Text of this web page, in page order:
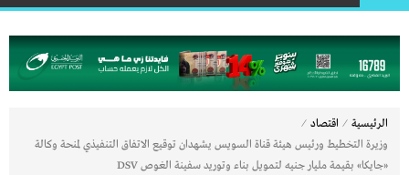
الرئيسية ⁄ اقتصاد ⁄
وزيرة التخطيط ورئيس هيئة قناة السويس يشهدان توقيع الاتفاق التنفيذي لمنحة وكالة
«جايكا» بقيمة مليار جنيه لتمويل بناء وتوريد سفينة الغوص DSV